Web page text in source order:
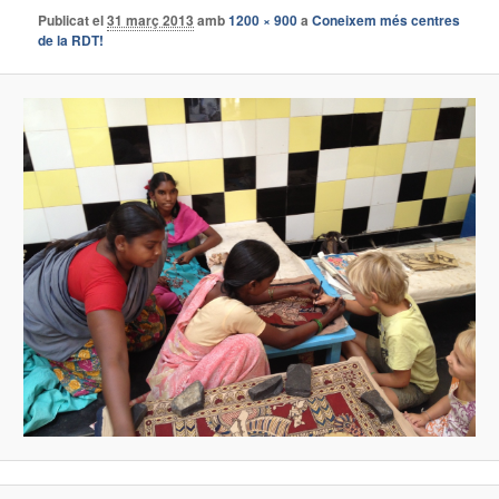
Publicat el31 març 2013 amb1200 × 900aConeixem més centres
de la RDT!